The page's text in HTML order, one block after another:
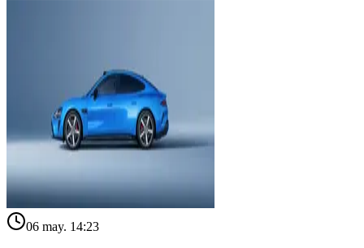
06 may. 14:23